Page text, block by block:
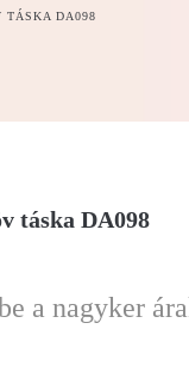
TÁSKA DA098
táska DA098
a nagyker